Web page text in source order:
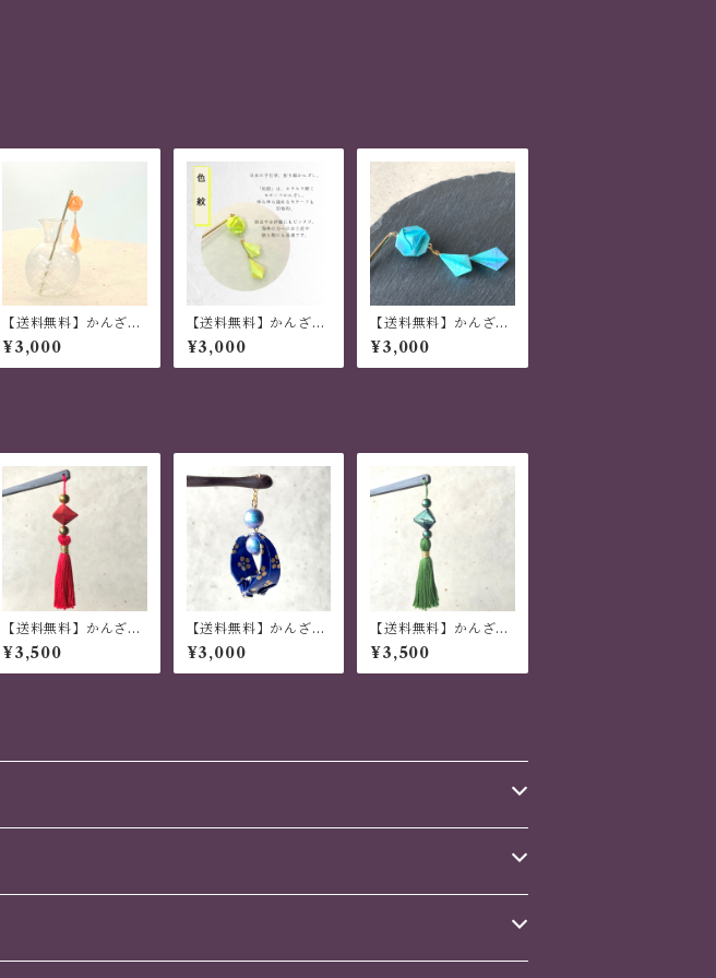
【送料無料】かんざし
木 揺れる 普段使い ハ
ンドメイド 日本伝統
折り紙 撥水仕上 職人
¥3,000
【送料無料】かんざし
木 揺れる 普段使い ハ
ンドメイド 日本伝統
折り紙 撥水仕上 職人
¥3,000
【送料無料】かんざし
木 揺れる 普段使い ハ
ンドメイド 日本伝統折
り紙使用 撥水仕上 職
¥3,000
【送料無料】かんざし
木 揺れる 普段使い ハ
ンドメイド 日本伝統
折り紙 撥水仕上 職人
¥3,500
【送料無料】かんざし
木 揺れる 普段使い ハ
ンドメイド 日本伝統
折り紙 撥水仕上 職人
¥3,000
【送料無料】かんざし
木 揺れる 普段使い ハ
ンドメイド 日本伝統
折り紙 撥水仕上げ 職
¥3,500